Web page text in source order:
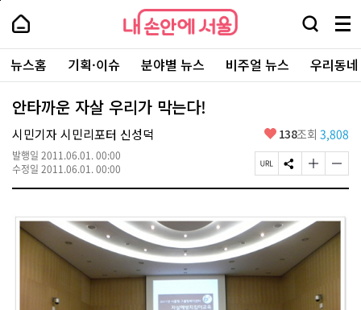
본
로
가
내
손
안
에
서
울
-
서
울
시
대
표
소
포
털
내
손
에
울
검
창
열
기
메
뉴
전
체
보
주
요
서
뉴스홈 기획·이슈 분야별 뉴스 비주얼 뉴스 우리동
안타까운 자살 우리가 막는다!
시민기자 시민리포터 신성덕
발행일 2011.06.01. 00:00
수정일 2011.06.01. 00:00
좋
요
138조회 3,808
페
이
R
L
복
사
S
N
유
하
기
글
자
크
변
기
글
자
작
게
페
상
단
로